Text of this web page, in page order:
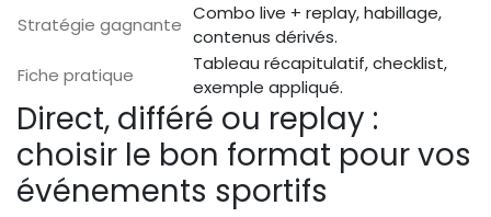
Stratégie gagnante
Combo live + replay, habillage,
contenus dérivés.
Fiche pratique
Tableau récapitulatif, checklist,
exemple appliqué.
Direct, différé ou replay :
choisir le bon format pour vos
événements sportifs